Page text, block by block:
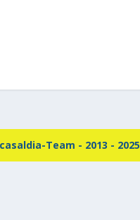
Team - 2013 - 2025